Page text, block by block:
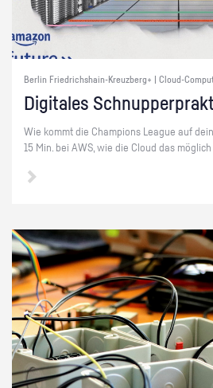
Berlin Friedrichshain-Kreuzberg+ | Cloud-
Di­gi­ta­les
Wie kommt die Cham­pi­ons Le­ague auf
15 Min. bei AWS, wie die Cloud das